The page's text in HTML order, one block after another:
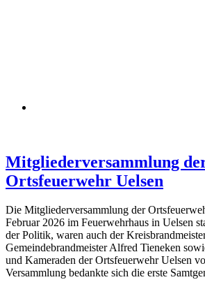
Mitgliederversammlung
Ortsfeuerwehr Uelsen
Die Mitgliederversammlung der
Februar 2026 im Feuerwehrhaus in Uelsen
der Politik, waren auch der
Gemeindebrandmeister Alfred Tieneken
und Kameraden der Ortsfeuerwehr Uelsen
Versammlung bedankte sich die erste